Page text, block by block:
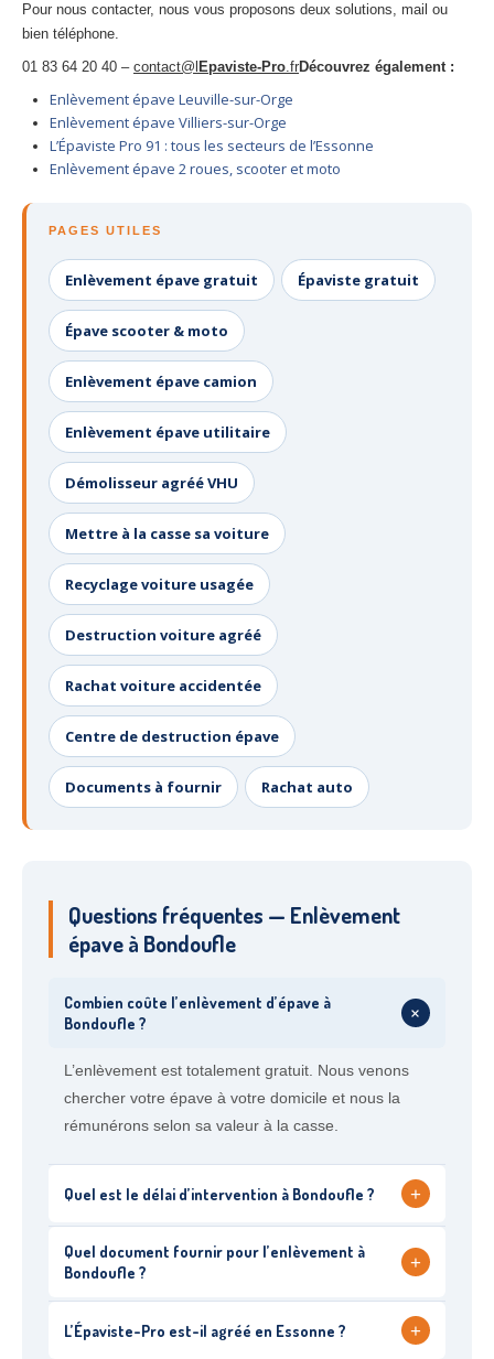
Pour nous contacter, nous vous proposons deux solutions, mail ou
bien téléphone.
01 83 64 20 40 – contact@l Epaviste-Pro.frDécouvrez également :
Enlèvement épave Leuville-sur-Orge
Enlèvement épave Villiers-sur-Orge
L’Épaviste Pro 91 : tous les secteurs de l’Essonne
Enlèvement épave 2 roues, scooter et moto
PAGES UTILES
Enlèvement épave gratuit Épaviste gratuit
Épave scooter & moto
Enlèvement épave camion
Enlèvement épave utilitaire
Démolisseur agréé VHU
Mettre à la casse sa voiture
Recyclage voiture usagée
Destruction voiture agréé
Rachat voiture accidentée
Centre de destruction épave
Documents à fournir Rachat auto
Questions fréquentes — Enlèvement
épave à Bondoufle
Combien coûte l’enlèvement d’épave à
Bondoufle ?
+
L’enlèvement est totalement gratuit. Nous venons
chercher votre épave à votre domicile et nous la
rémunérons selon sa valeur à la casse.
Quel est le délai d’intervention à Bondoufle ? +
Quel document fournir pour l’enlèvement à
Bondoufle ?
+
L’Épaviste-Pro est-il agréé en Essonne ? +